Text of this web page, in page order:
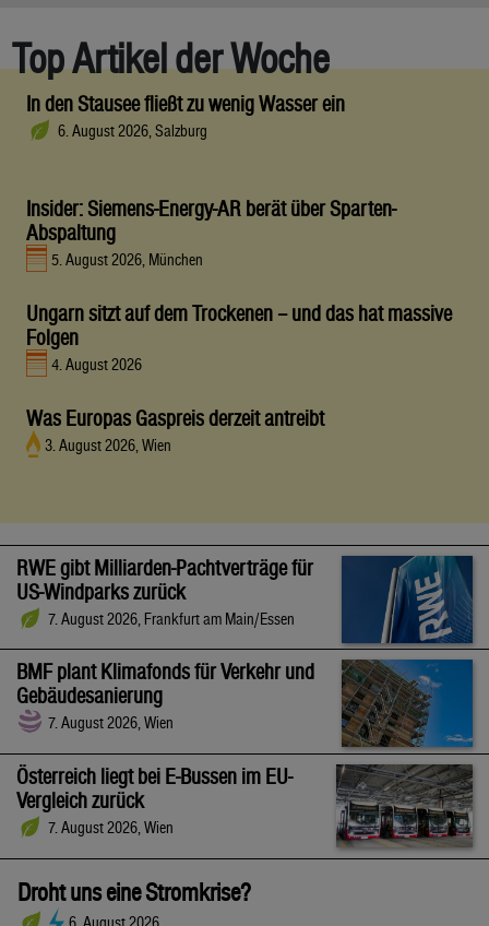
Top Artikel der Woche
In den Stausee fließt zu wenig Wasser ein
6. August 2026, Salzburg
Insider: Siemens-Energy-AR berät über Sparten-
Abspaltung
5. August 2026, München
Ungarn sitzt auf dem Trockenen – und das hat massive
Folgen
4. August 2026
Was Europas Gaspreis derzeit antreibt
3. August 2026, Wien
RWE gibt Milliarden-Pachtverträge für
US-Windparks zurück
7. August 2026, Frankfurt am Main/Essen
BMF plant Klimafonds für Verkehr und
Gebäudesanierung
7. August 2026, Wien
Österreich liegt bei E-Bussen im EU-
Vergleich zurück
7. August 2026, Wien
Droht uns eine Stromkrise?